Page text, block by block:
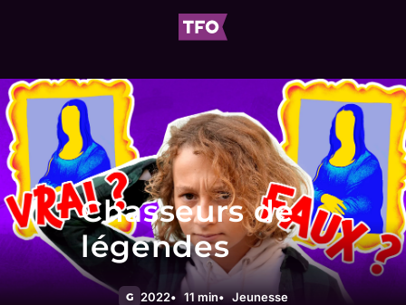
Chasseurs de
légendes
G 2022 11 min Jeunesse